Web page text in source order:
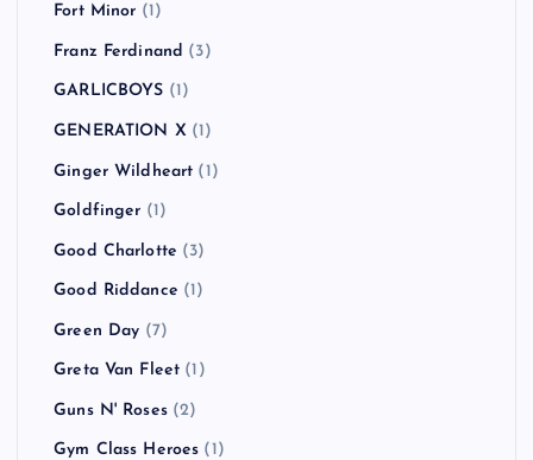
Fort Minor (1)
Franz Ferdinand (3)
GARLICBOYS (1)
GENERATION X (1)
Ginger Wildheart (1)
Goldfinger (1)
Good Charlotte (3)
Good Riddance (1)
Green Day (7)
Greta Van Fleet (1)
Guns N' Roses(2)
Gym Class Heroes (1)